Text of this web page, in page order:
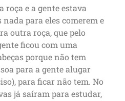
roça e a gente estava
para eles comerem e
outra roça, que pelo
ficou com uma
porque não tem
para a gente alugar
para ficar não tem. No
já saíram para estudar,